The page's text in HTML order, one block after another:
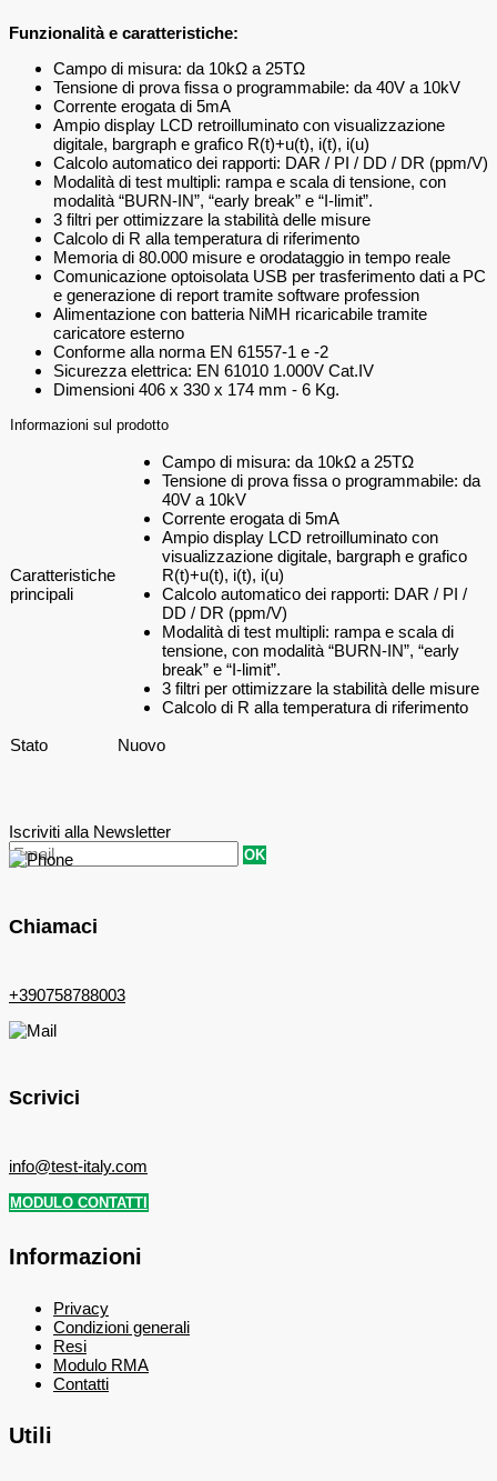
Funzionalità e caratteristiche:
Campo di misura: da 10kΩ a 25TΩ
Tensione di prova fissa o programmabile: da 40V a 10kV
Corrente erogata di 5mA
Ampio display LCD retroilluminato con visualizzazione
digitale, bargraph e grafico R(t)+u(t), i(t), i(u)
Calcolo automatico dei rapporti: DAR / PI / DD / DR (ppm/V)
Modalità di test multipli: rampa e scala di tensione, con
modalità “BURN-IN”, “early break” e “I-limit”.
3 filtri per ottimizzare la stabilità delle misure
Calcolo di R alla temperatura di riferimento
Memoria di 80.000 misure e orodataggio in tempo reale
Comunicazione optoisolata USB per trasferimento dati a PC
e generazione di report tramite software profession
Alimentazione con batteria NiMH ricaricabile tramite
caricatore esterno
Conforme alla norma EN 61557-1 e -2
Sicurezza elettrica: EN 61010 1.000V Cat.IV
Dimensioni 406 x 330 x 174 mm - 6 Kg.
Informazioni sul prodotto
Caratteristiche
principali
Campo di misura: da 10kΩ a 25TΩ
Tensione di prova fissa o programmabile: da
40V a 10kV
Corrente erogata di 5mA
Ampio display LCD retroilluminato con
visualizzazione digitale, bargraph e grafico
R(t)+u(t), i(t), i(u)
Calcolo automatico dei rapporti: DAR / PI /
DD / DR (ppm/V)
Modalità di test multipli: rampa e scala di
tensione, con modalità “BURN-IN”, “early
break” e “I-limit”.
3 filtri per ottimizzare la stabilità delle misure
Calcolo di R alla temperatura di riferimento
Stato
Nuovo
Iscriviti alla Newsletter
OK
Chiamaci
+390758788003
Scrivici
info@test-italy.com
MODULO CONTATTI
Informazioni
Privacy
Condizioni generali
Resi
Modulo RMA
Contatti
Utili